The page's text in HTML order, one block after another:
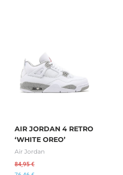
AIR JORDAN 4 RETRO
‘WHITE OREO’
Air Jordan
84,95€